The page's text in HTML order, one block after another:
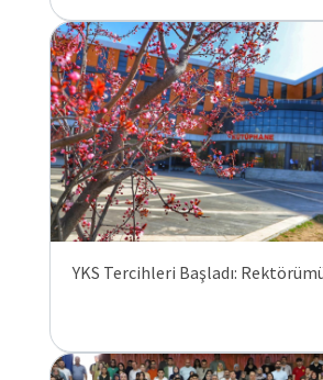
YKS Tercihleri Başladı: